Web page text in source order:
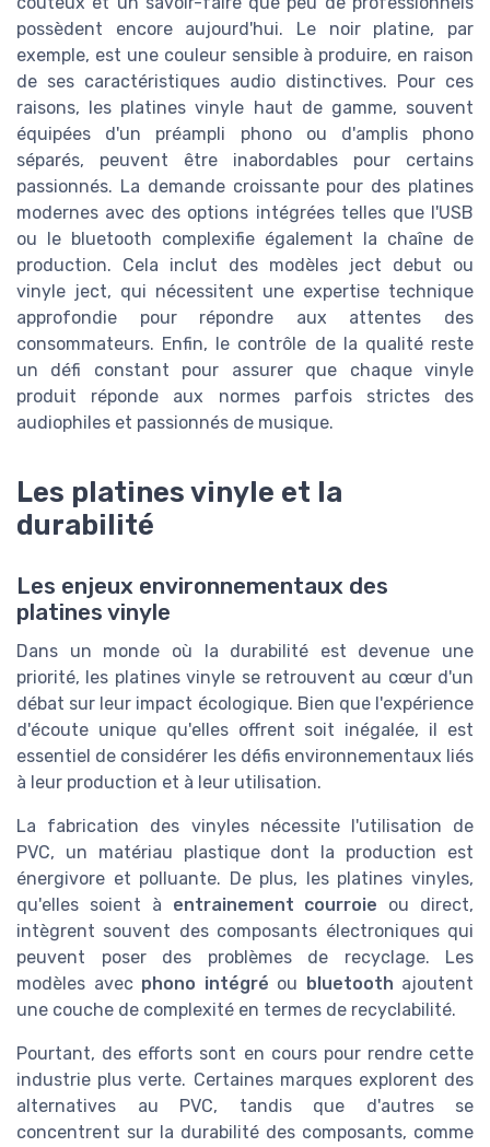
possèdent encore aujourd'hui. Le noir platine, par
exemple, est une couleur sensible à produire, en raison
de ses caractéristiques audio distinctives. Pour ces
raisons, les platines vinyle haut de gamme, souvent
équipées d'un préampli phono ou d'amplis phono
séparés, peuvent être inabordables pour certains
passionnés. La demande croissante pour des platines
modernes avec des options intégrées telles que l'USB
ou le bluetooth complexifie également la chaîne de
production. Cela inclut des modèles ject debut ou
vinyle ject, qui nécessitent une expertise technique
approfondie pour répondre aux attentes des
consommateurs. Enfin, le contrôle de la qualité reste
un défi constant pour assurer que chaque vinyle
produit réponde aux normes parfois strictes des
audiophiles et passionnés de musique.
Les platines vinyle et la
durabilité
Les enjeux environnementaux des
platines vinyle
Dans un monde où la durabilité est devenue une
priorité, les platines vinyle se retrouvent au cœur d'un
débat sur leur impact écologique. Bien que l'expérience
d'écoute unique qu'elles offrent soit inégalée, il est
essentiel de considérer les défis environnementaux liés
à leur production et à leur utilisation.
La fabrication des vinyles nécessite l'utilisation de
PVC, un matériau plastique dont la production est
énergivore et polluante. De plus, les platines vinyles,
qu'elles soient à entrainement courroie ou direct,
intègrent souvent des composants électroniques qui
peuvent poser des problèmes de recyclage. Les
modèles avec phono intégré ou bluetooth ajoutent
une couche de complexité en termes de recyclabilité.
Pourtant, des efforts sont en cours pour rendre cette
industrie plus verte. Certaines marques explorent des
alternatives au PVC, tandis que d'autres se
concentrent sur la durabilité des composants, comme